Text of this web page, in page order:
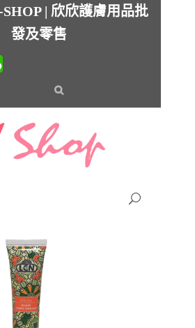
| 欣欣護膚用品批
發及零售